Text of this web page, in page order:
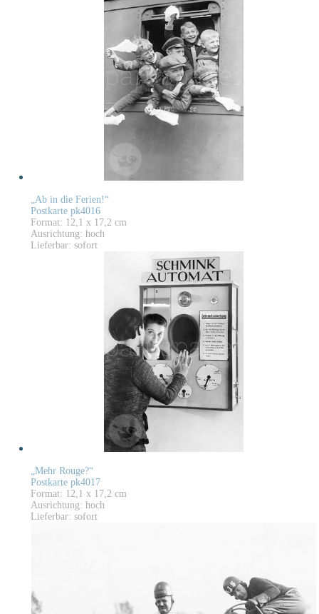
„Ab in die Ferien!“
Postkarte pk4016
Format: 12,1 x 17,2 cm
Ausrichtung: hoch
Lieferbar: sofort
„Mehr Rouge?“
Postkarte pk4017
Format: 12,1 x 17,2 cm
Ausrichtung: hoch
Lieferbar: sofort